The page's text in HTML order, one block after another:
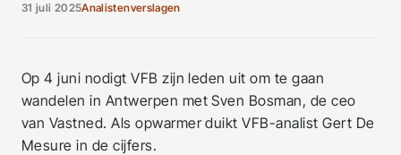
31 juli 2025Analistenverslagen
Op 4 juni nodigt VFB zijn leden uit om te gaan
wandelen in Antwerpen met Sven Bosman, de ceo
van Vastned. Als opwarmer duikt VFB-analist Gert De
Mesure in de cijfers.